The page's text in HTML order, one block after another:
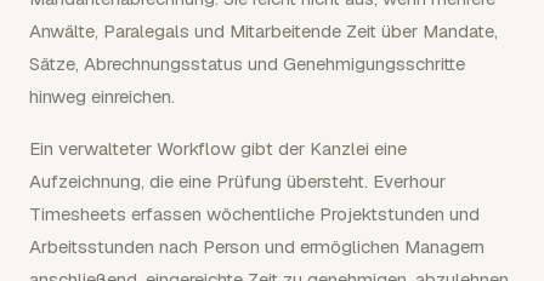
Anwälte, Paralegals und Mitarbeitende Zeit über Mandate,
Sätze, Abrechnungsstatus und Genehmigungsschritte
hinweg einreichen.
Ein verwalteter Workflow gibt der Kanzlei eine
Aufzeichnung, die eine Prüfung übersteht. Everhour
Timesheets erfassen wöchentliche Projektstunden und
Arbeitsstunden nach Person und ermöglichen Managern